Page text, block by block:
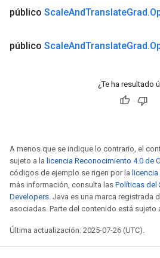
público ScaleAndTranslateGrad.
público ScaleAndTranslateGrad.
¿Te ha resultado
A menos que se indique lo contrario, el
sujeto a la licencia Reconocimiento 4.0 de
códigos de ejemplo se rigen por la
más información, consulta las Políticas del
Developers. Java es una marca registrada
asociadas. Parte del contenido está sujeto
Última actualización: 2025-07-26 (UTC).